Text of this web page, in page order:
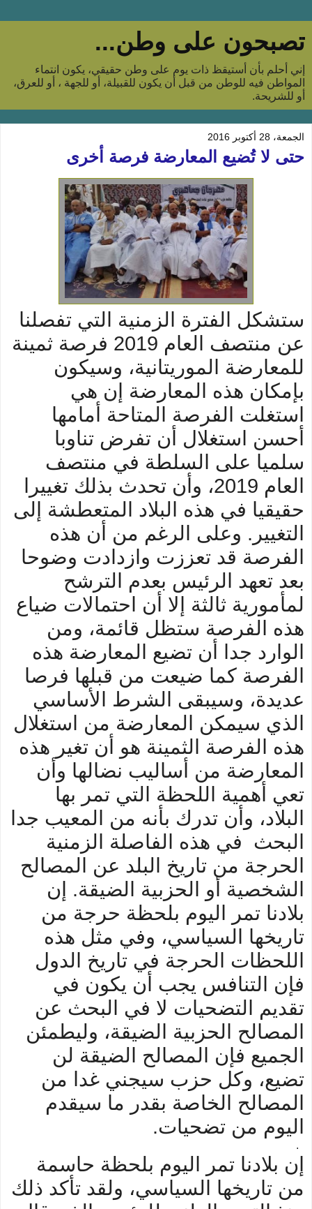
تصبحون على وطن...
إني أحلم بأن أستيقظ ذات يوم على وطن حقيقي، يكون انتماء
المواطن فيه للوطن من قبل أن يكون للقبيلة، أو للجهة ، أو للعرق،
أو للشريحة.
الجمعة، 28 أكتوبر 2016
حتى لا تُضيع المعارضة فرصة أخرى
ستشكل الفترة الزمنية التي تفصلنا
عن منتصف العام 2019 فرصة ثمينة
للمعارضة الموريتانية، وسيكون
بإمكان هذه المعارضة إن هي
استغلت الفرصة المتاحة أمامها
أحسن استغلال أن تفرض تناوبا
سلميا على السلطة في منتصف
العام 2019، وأن تحدث بذلك تغييرا
حقيقيا في هذه البلاد المتعطشة إلى
التغيير. وعلى الرغم من أن هذه
الفرصة قد تعززت وازدادت وضوحا
بعد تعهد الرئيس بعدم الترشح
لمأمورية ثالثة إلا أن احتمالات ضياع
هذه الفرصة ستظل قائمة، ومن
الوارد جدا أن تضيع المعارضة هذه
الفرصة كما ضيعت من قبلها فرصا
عديدة، وسيبقى الشرط الأساسي
الذي سيمكن المعارضة من استغلال
هذه الفرصة الثمينة هو أن تغير هذه
المعارضة من أساليب نضالها وأن
تعي أهمية اللحظة التي تمر بها
البلاد، وأن تدرك بأنه من المعيب جدا
البحث في هذه الفاصلة الزمنية
الحرجة من تاريخ البلد عن المصالح
الشخصية أو الحزبية الضيقة. إن
بلادنا تمر اليوم بلحظة حرجة من
تاريخها السياسي، وفي مثل هذه
اللحظات الحرجة في تاريخ الدول
فإن التنافس يجب أن يكون في
تقديم التضحيات لا في البحث عن
المصالح الحزبية الضيقة، وليطمئن
الجميع فإن المصالح الضيقة لن
تضيع، وكل حزب سيجني غدا من
المصالح الخاصة بقدر ما سيقدم
اليوم من تضحيات.
.
إن بلادنا تمر اليوم بلحظة حاسمة
من تاريخها السياسي، ولقد تأكد ذلك